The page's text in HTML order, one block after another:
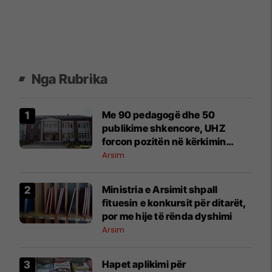
Nga Rubrika
Me 90 pedagogë dhe 50
publikime shkencore, UHZ
forcon pozitën në kërkimin
ndërkombëtar
Arsim
Ministria e Arsimit shpall
fituesin e konkursit për ditarët,
por me hije të rënda dyshimi
Arsim
Hapet aplikimi për